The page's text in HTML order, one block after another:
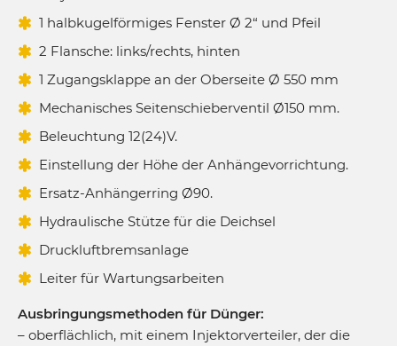
1 halbkugelförmiges Fenster Ø 2“ und Pfeil
2 Flansche: links/rechts, hinten
1 Zugangsklappe an der Oberseite Ø 550 mm
Mechanisches Seitenschieberventil Ø150 mm.
Beleuchtung 12(24)V.
Einstellung der Höhe der Anhängevorrichtung.
Ersatz-Anhängerring Ø90.
Hydraulische Stütze für die Deichsel
Druckluftbremsanlage
Leiter für Wartungsarbeiten
Ausbringungsmethoden für Dünger:
– oberflächlich, mit einem Injektorverteiler, der die